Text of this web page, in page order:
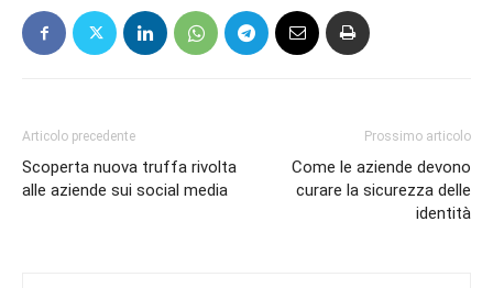
Articolo precedente
Scoperta nuova truffa rivolta
alle aziende sui social media
Prossimo articolo
Come le aziende devono
curare la sicurezza delle
identità